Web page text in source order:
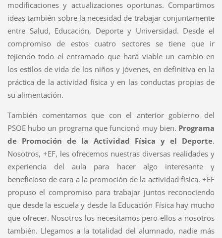
modificaciones y actualizaciones oportunas. Compartimos
ideas también sobre la necesidad de trabajar conjuntamente
entre Salud, Educación, Deporte y Universidad. Desde el
compromiso de estos cuatro sectores se tiene que ir
tejiendo todo el entramado que hará viable un cambio en
los estilos de vida de los niños y jóvenes, en definitiva en la
práctica de la actividad física y en las conductas propias de
su alimentación.
También comentamos que con el anterior gobierno del
PSOE hubo un programa que funcionó muy bien. Programa
de Promoción de la Actividad Física y el Deporte.
Nosotros, +EF, les ofrecemos nuestras diversas realidades y
experiencia del aula para hacer algo interesante y
beneficioso de cara a la promoción de la actividad física. +EF
propuso el compromiso para trabajar juntos reconociendo
que desde la escuela y desde la Educación Física hay mucho
que ofrecer. Nosotros los necesitamos pero ellos a nosotros
también. Llegamos a la totalidad del alumnado, nadie más